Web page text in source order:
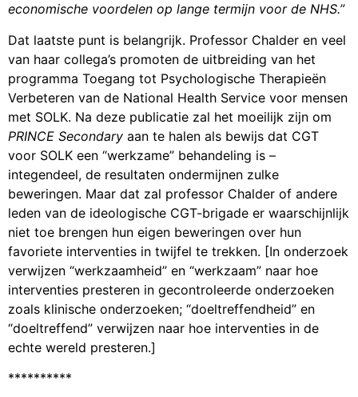
economische voordelen op lange termijn voor de NHS.”
Dat laatste punt is belangrijk. Professor Chalder en veel
van haar collega’s promoten de uitbreiding van het
programma Toegang tot Psychologische Therapieën
Verbeteren van de National Health Service voor mensen
met SOLK. Na deze publicatie zal het moeilijk zijn om
PRINCE Secondary aan te halen als bewijs dat CGT
voor SOLK een “werkzame” behandeling is –
integendeel, de resultaten ondermijnen zulke
beweringen. Maar dat zal professor Chalder of andere
leden van de ideologische CGT-brigade er waarschijnlijk
niet toe brengen hun eigen beweringen over hun
favoriete interventies in twijfel te trekken. [In onderzoek
verwijzen “werkzaamheid” en “werkzaam” naar hoe
interventies presteren in gecontroleerde onderzoeken
zoals klinische onderzoeken; “doeltreffendheid” en
“doeltreffend” verwijzen naar hoe interventies in de
echte wereld presteren.]
**********